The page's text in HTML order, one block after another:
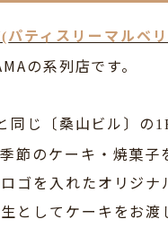
パティスリーマルベ
の系列店です。
同じ〔桑山ビル〕の
節のケーキ・焼菓子
ゴを入れたオリジナ
としてケーキをお渡